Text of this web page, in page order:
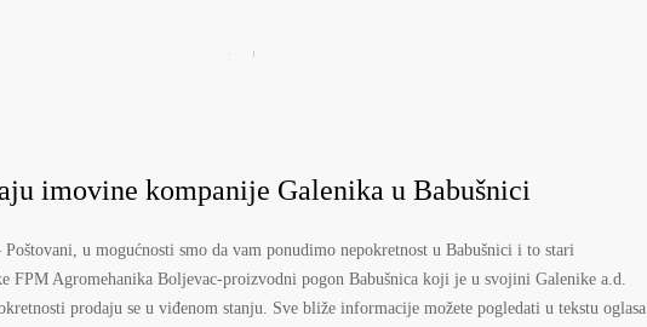
imovine kompanije Galenika u Babušnici
Poštovani, u mogućnosti smo da vam ponudimo nepokretnost u Babušnici i to stari
FPM Agromehanika Boljevac-proizvodni pogon Babušnica koji je u svojini Galenike a.d.
prodaju se u viđenom stanju. Sve bliže informacije možete pogledati u tekstu oglasa